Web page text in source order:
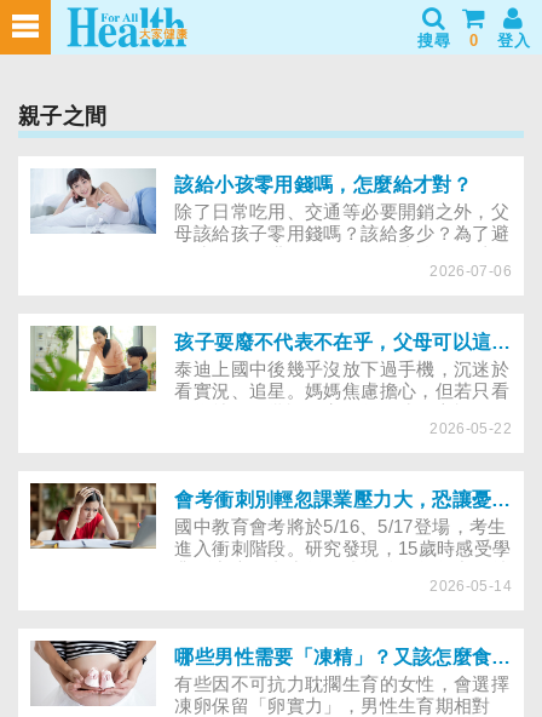
搜尋 0 登入
親子之間
該給小孩零用錢嗎，怎麼給才對？
除了日常吃用、交通等必要開銷之外，父
母該給孩子零用錢嗎？該給多少？為了避
專訪3位教育專家，解答父母的疑惑，同
2026-07-06
孩子耍廢不代表不在乎，父母可以這樣開始陪他想未來
泰迪上國中後幾乎沒放下過手機，沉迷於
看實況、追星。媽媽焦慮擔心，但若只看
歷的風暴。這篇文章想邀請你一起練習挖
2026-05-22
會考衝刺別輕忽課業壓力大，恐讓憂鬱與自傷風險增且延續至成年
國中教育會考將於5/16、5/17登場，考生
進入衝刺階段。研究發現，15歲時感受學
續較高的憂鬱症狀。董氏基金會提醒適度
響。
2026-05-14
哪些男性需要「凍精」？又該怎麼食療養精子
有些因不可抗力耽擱生育的女性，會選擇
凍卵保留「卵實力」，男性生育期相對